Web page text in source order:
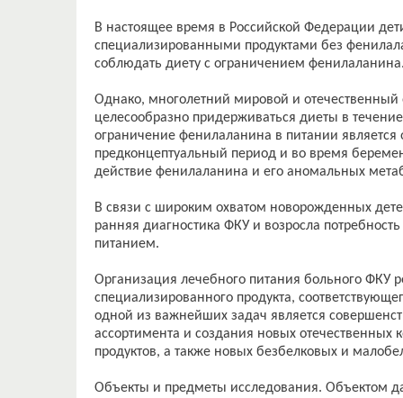
В настоящее время в Российской Федерации
специализированными продуктами без
соблюдать диету с ограничением
Однако, многолетний мировой и отечественный
целесообразно придерживаться диеты в
ограничение фенилаланина в питании
предконцептуальный период и во время
действие фенилаланина и его аномальных
В связи с широким охватом новорожденных
ранняя диагностика ФКУ и возросла
питанием.
Организация лечебного питания больного ФКУ
специализированного продукта,
одной из важнейших задач является
ассортимента и создания новых отечественных
продуктов, а также новых безбелковых и
Объекты и предметы исследования. Объектом